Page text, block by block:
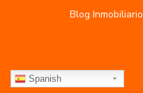
Blog Inmobiliario
Spanish